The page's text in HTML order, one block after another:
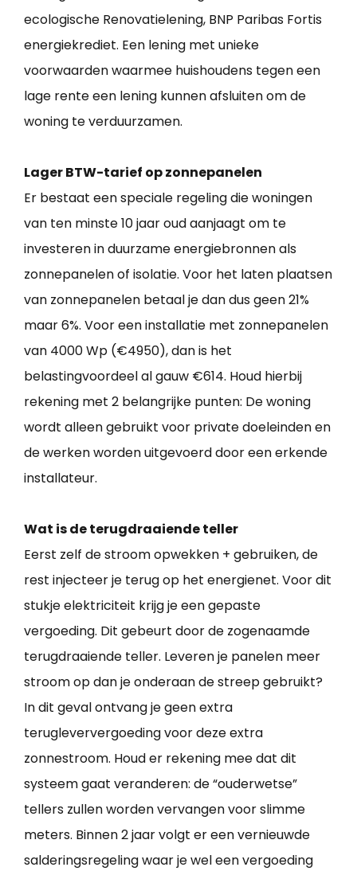
ecologische Renovatielening, BNP Paribas Fortis
energiekrediet. Een lening met unieke
voorwaarden waarmee huishoudens tegen een
lage rente een lening kunnen afsluiten om de
woning te verduurzamen.
Lager BTW-tarief op zonnepanelen
Er bestaat een speciale regeling die woningen
van ten minste 10 jaar oud aanjaagt om te
investeren in duurzame energiebronnen als
zonnepanelen of isolatie. Voor het laten plaatsen
van zonnepanelen betaal je dan dus geen 21%
maar 6%. Voor een installatie met zonnepanelen
van 4000 Wp (€4950), dan is het
belastingvoordeel al gauw €614. Houd hierbij
rekening met 2 belangrijke punten: De woning
wordt alleen gebruikt voor private doeleinden en
de werken worden uitgevoerd door een erkende
installateur.
Wat is de terugdraaiende teller
Eerst zelf de stroom opwekken + gebruiken, de
rest injecteer je terug op het energienet. Voor dit
stukje elektriciteit krijg je een gepaste
vergoeding. Dit gebeurt door de zogenaamde
terugdraaiende teller. Leveren je panelen meer
stroom op dan je onderaan de streep gebruikt?
In dit geval ontvang je geen extra
terugleververgoeding voor deze extra
zonnestroom. Houd er rekening mee dat dit
systeem gaat veranderen: de “ouderwetse”
tellers zullen worden vervangen voor slimme
meters. Binnen 2 jaar volgt er een vernieuwde
salderingsregeling waar je wel een vergoeding